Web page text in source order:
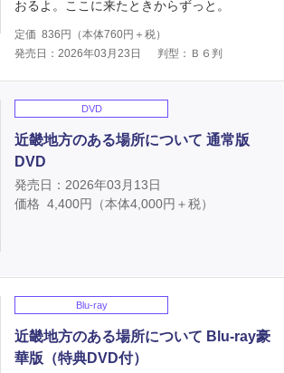
おるよ。ここに来たときからずっと。
定価 836 円（本体760円＋税）
発売日：2026年03月23日
判型：Ｂ６判
DVD
近畿地方のある場所について 通常版
DVD
発売日：2026年03月13日
価格 4,400円（本体4,000円＋税）
Blu-ray
近畿地方のある場所について Blu-ray豪
華版（特典DVD付）